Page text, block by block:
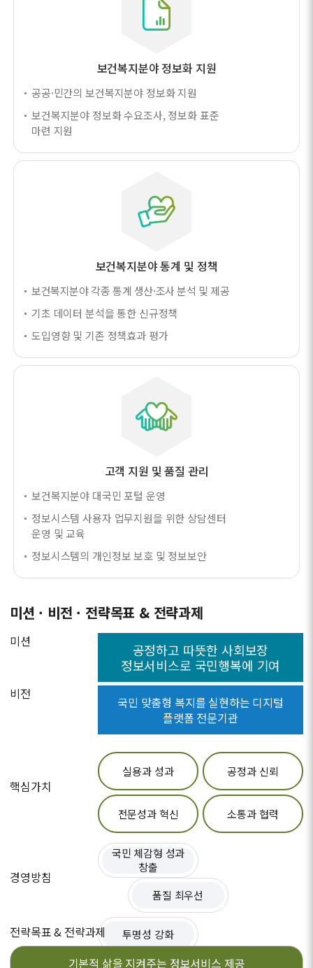
보건복지분야 정보화 지원
공공·민간의 보건복지분야 정보화 지원
보건복지분야 정보화 수요조사, 정보화 표준
마련 지원
보건복지분야 통계 및 정책
보건복지분야 각종 통계 생산·조사 분석 및 제공
기초 데이터 분석을 통한 신규정책
도입영향 및 기존 정책효과 평가
고객 지원 및 품질 관리
보건복지분야 대국민 포털 운영
정보시스템 사용자 업무지원을 위한 상담센터
운영 및 교육
정보시스템의 개인정보 보호 및 정보보안
미션 · 비전 · 전략목표 & 전략과제
미션
공정하고 따뜻한 사회보장
정보서비스로 국민행복에 기여
비전
국민 맞춤형 복지를 실현하는 디지털
플랫폼 전문기관
핵심가치
실용과 성과 공정과 신뢰
전문성과 혁신 소통과 협력
경영방침
국민 체감형 성과
창출
품질 최우선
투명성 강화
전략목표 & 전략과제
기본적 삶을 지켜주는 정보서비스 제공